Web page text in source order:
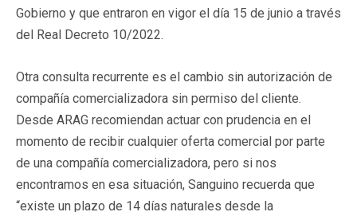
Gobierno y que entraron en vigor el día 15 de junio a través
del Real Decreto 10/2022.
Otra consulta recurrente es el cambio sin autorización de
compañía comercializadora sin permiso del cliente.
Desde ARAG recomiendan actuar con prudencia en el
momento de recibir cualquier oferta comercial por parte
de una compañía comercializadora, pero si nos
encontramos en esa situación, Sanguino recuerda que
“existe un plazo de 14 días naturales desde la